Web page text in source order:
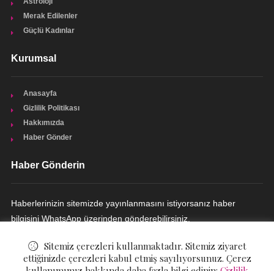
Merak Edilenler
Güçlü Kadınlar
Kurumsal
Anasayfa
Gizlilik Politikası
Hakkımızda
Haber Gönder
Haber Gönderin
Haberlerinizin sitemizde yayınlanmasını istiyorsanız haber
bilgisini WhatsApp üzerinden gönderebilirsiniz.
Sitemiz çerezleri kullanmaktadır. Sitemiz ziyaret
ettiğinizde çerezleri kabul etmiş sayılıyorsunuz. Çerez